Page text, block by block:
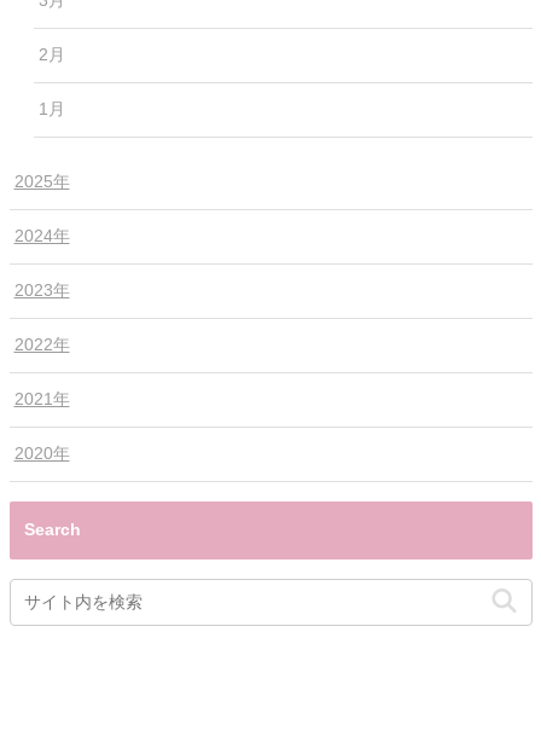
2月
1月
2025年
2024年
2023年
2022年
2021年
2020年
Search